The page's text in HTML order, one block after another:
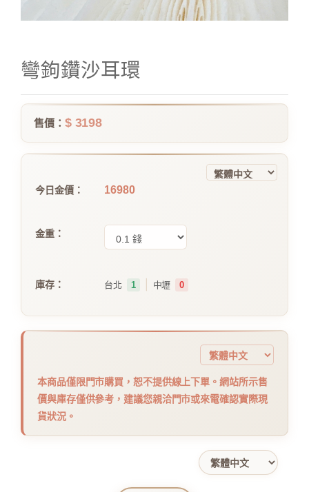
彎鉤鑽沙耳環
售價： $ 3198
今日金價： 16980
金重：
庫存： 台北 1 中壢 0
本商品僅限門市購買，恕不提供線上下單。網站所示售
價與庫存僅供參考，建議您親洽門市或來電確認實際現
貨狀況。